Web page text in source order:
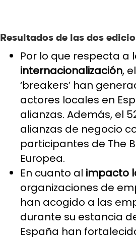
Resultados de las dos
Por lo que respecta a
internacionalización,
‘breakers’ han
actores locales en
alianzas. Además, el
alianzas de negocio
participantes de The
Europea.
En cuanto al impacto
organizaciones de
han acogido a las
durante su estancia
España han